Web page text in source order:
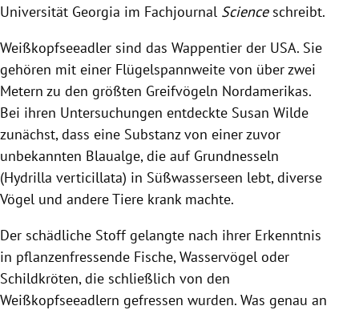
Universität Georgia im Fachjournal Scienceschreibt.
Weißkopfseeadler sind das Wappentier der USA. Sie
gehören mit einer Flügelspannweite von über zwei
Metern zu den größten Greifvögeln Nordamerikas.
Bei ihren Untersuchungen entdeckte Susan Wilde
zunächst, dass eine Substanz von einer zuvor
unbekannten Blaualge, die auf Grundnesseln
(Hydrilla verticillata) in Süßwasserseen lebt, diverse
Vögel und andere Tiere krank machte.
Der schädliche Stoff gelangte nach ihrer Erkenntnis
in pflanzenfressende Fische, Wasservögel oder
Schildkröten, die schließlich von den
Weißkopfseeadlern gefressen wurden. Was genau an